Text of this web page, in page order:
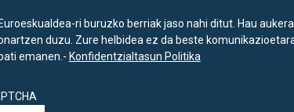
Euroeskualdea-ri buruzko berriak jaso nahi ditut. Hau
duzu. Zure helbidea ez da beste
bati emanen.- Konfidentzialtasun Politika